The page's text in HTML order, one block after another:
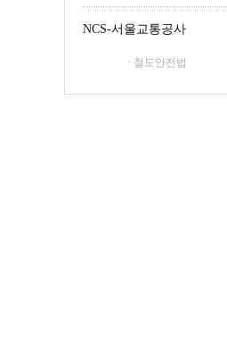
NCS-서울교통공사
· 철도안전법